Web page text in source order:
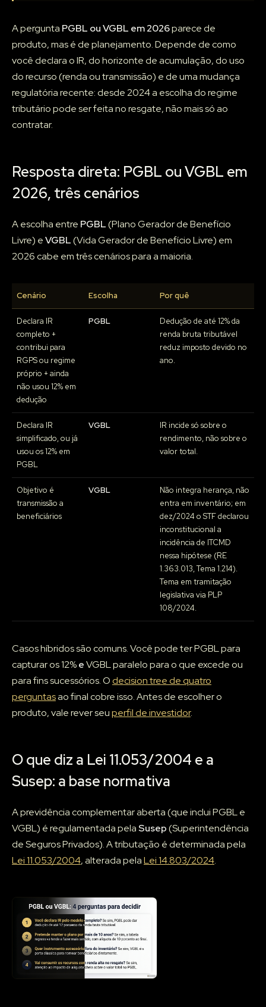
A pergunta PGBL ou VGBL em 2026parece de
produto, mas é de planejamento. Depende de como
você declara o IR, do horizonte de acumulação, do uso
do recurso (renda ou transmissão) e de uma mudança
regulatória recente: desde 2024 a escolha do regime
tributário pode ser feita no resgate, não mais só ao
contratar.
Resposta direta: PGBL ou VGBL em
2026, três cenários
A escolha entre PGBL(Plano Gerador de Benefício
Livre) eVGBL(Vida Gerador de Benefício Livre) em
2026 cabe em três cenários para a maioria.
Cenário Escolha Por quê
Declara IR
completo +
contribui para
RGPS ou regime
próprio + ainda
não usou 12% em
dedução
PGBL
Dedução de até 12% da
renda bruta tributável
reduz imposto devido no
ano.
Declara IR
simplificado, ou já
usou os 12% em
PGBL
VGBL
IR incide só sobre o
rendimento, não sobre o
valor total.
Objetivo é
transmissão a
beneficiários
VGBL
Não integra herança, não
entra em inventário; em
dez/2024 o STF declarou
inconstitucional a
incidência de ITCMD
nessa hipótese (RE
1.363.013, Tema 1.214).
Tema em tramitação
legislativa via PLP
108/2024.
Casos híbridos são comuns. Você pode ter PGBL para
capturar os 12%eVGBL paralelo para o que excede ou
para fins sucessórios. Odecision tree de quatro
perguntasao final cobre isso. Antes de escolher o
produto, vale rever seuperfil de investidor.
O que diz a Lei 11.053/2004 e a
Susep: a base normativa
A previdência complementar aberta (que inclui PGBL e
VGBL) é regulamentada pelaSusep(Superintendência
de Seguros Privados). A tributação é determinada pela
Lei 11.053/2004, alterada pelaLei 14.803/2024.